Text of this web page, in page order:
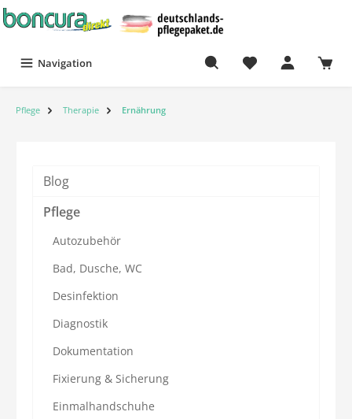
Navigation
Pflege Therapie Ernährung
Blog
Pflege
Autozubehör
Bad, Dusche, WC
Desinfektion
Diagnostik
Dokumentation
Fixierung & Sicherung
Einmalhandschuhe